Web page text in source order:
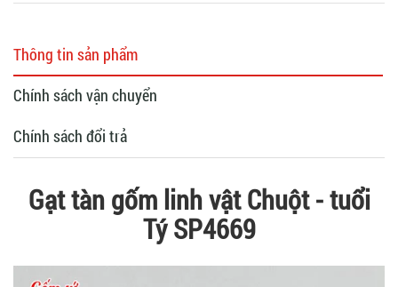
Thông tin sản phẩm
Chính sách vận chuyển
Chính sách đổi trả
Gạt tàn gốm linh vật Chuột - tuổi
Tý SP4669